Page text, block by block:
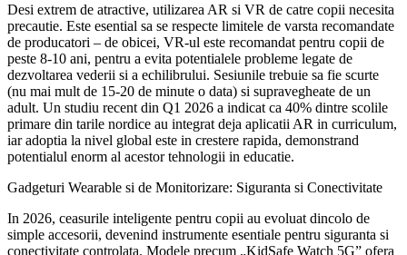
Desi extrem de atractive, utilizarea AR si VR de catre copii necesita
precautie. Este esential sa se respecte limitele de varsta recomandate
de producatori – de obicei, VR-ul este recomandat pentru copii de
peste 8-10 ani, pentru a evita potentialele probleme legate de
dezvoltarea vederii si a echilibrului. Sesiunile trebuie sa fie scurte
(nu mai mult de 15-20 de minute o data) si supravegheate de un
adult. Un studiu recent din Q1 2026 a indicat ca 40% dintre scolile
primare din tarile nordice au integrat deja aplicatii AR in curriculum,
iar adoptia la nivel global este in crestere rapida, demonstrand
potentialul enorm al acestor tehnologii in educatie.
Gadgeturi Wearable si de Monitorizare: Siguranta si Conectivitate
In 2026, ceasurile inteligente pentru copii au evoluat dincolo de
simple accesorii, devenind instrumente esentiale pentru siguranta si
conectivitate controlata. Modele precum „KidSafe Watch 5G” ofera